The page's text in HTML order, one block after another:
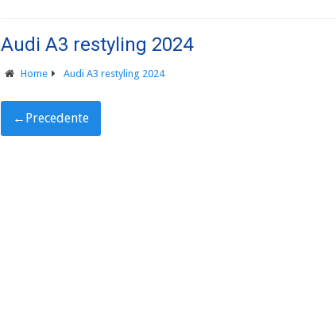
Audi A3 restyling 2024
Home Audi A3 restyling 2024
← Precedente